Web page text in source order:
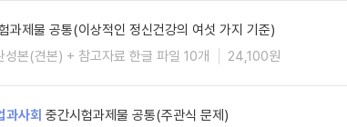
과제물 공통(이상적인 정신건강의 여섯 가지 기준)
성본(견본) + 참고자료 한글 파일 10개 24,100원
과사회 중간시험과제물 공통(주관식 문제)